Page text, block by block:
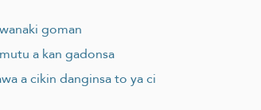
goman
a kan gadonsa
a cikin danginsa to ya ci